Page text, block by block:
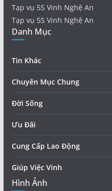
Tạp vụ 5S Vinh Nghệ An
Tạp vụ 5S Vinh Nghệ An
Danh Mục
Tin Khác
Chuyên Mục Chung
Đời Sống
Ưu Đãi
Cung Cấp Lao Động
Giúp Việc Vinh
Hình Ảnh